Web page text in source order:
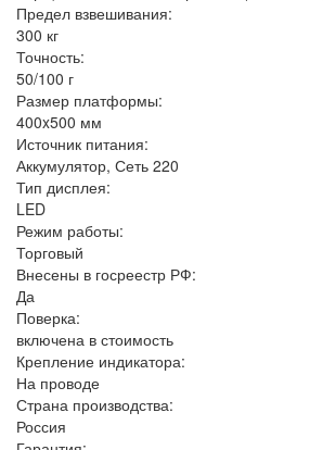
Предел взвешивания:
300 кг
Точность:
50/100 г
Размер платформы:
400x500 мм
Источник питания:
Аккумулятор, Сеть 220
Тип дисплея:
LED
Режим работы:
Торговый
Внесены в госреестр РФ:
Да
Поверка:
включена в стоимость
Крепление индикатора:
На проводе
Страна производства:
Россия